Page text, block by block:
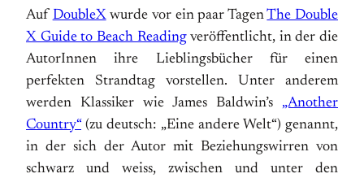
Auf DoubleXwurde vor ein paar TagenThe Double
X Guide to Beach Readingveröffentlicht, in der die
AutorInnen ihre Lieblingsbücher für einen
perfekten Strandtag vorstellen. Unter anderem
werden Klassiker wie James Baldwin’s „Another
Country“ (zu deutsch: „Eine andere Welt“) genannt,
in der sich der Autor mit Beziehungswirren von
schwarz und weiss, zwischen und unter den